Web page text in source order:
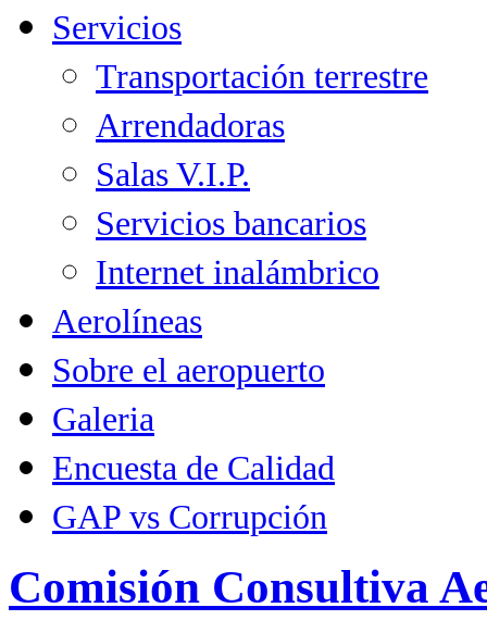
Servicios
Transportación terrestre
Arrendadoras
Salas V.I.P.
Servicios bancarios
Internet inalámbrico
Aerolíneas
Sobre el aeropuerto
Galeria
Encuesta de Calidad
GAP vs Corrupción
Comisión Consultiva